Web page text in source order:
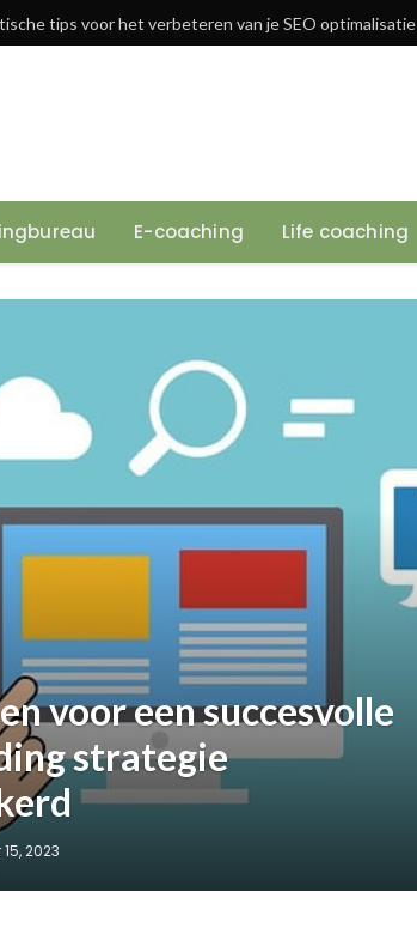
tips voor het verbeteren van je SEO optimalisatie
E-coaching Life coaching
voor een succesvolle
strategie
2023